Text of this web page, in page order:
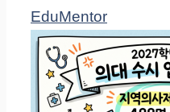
EduMentor